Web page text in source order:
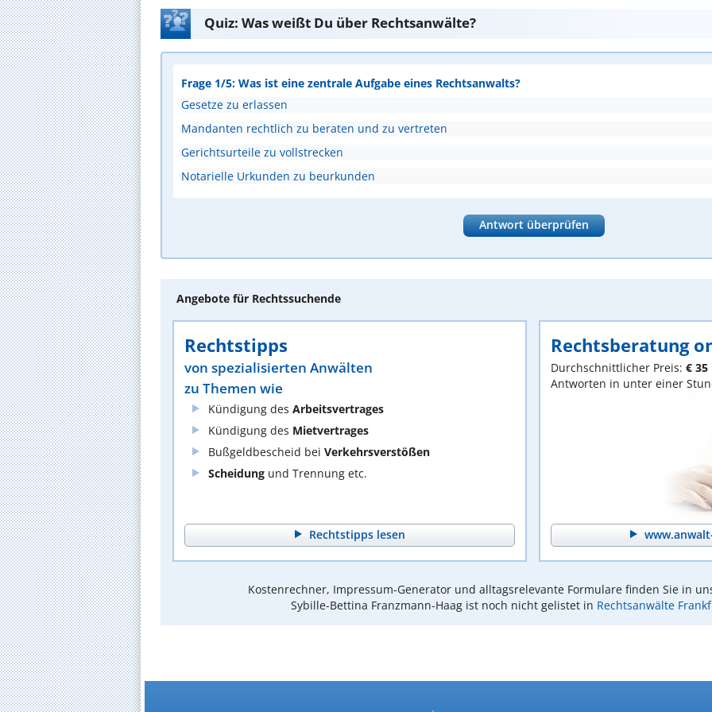
Quiz: Was weißt Du über Rechtsanwälte?
Frage 1/5: Was ist eine zentrale Aufgabe eines Rechtsanwalts?
Gesetze zu erlassen
Mandanten rechtlich zu beraten und zu vertreten
Gerichtsurteile zu vollstrecken
Notarielle Urkunden zu beurkunden
Antwort überprüfen
Angebote für Rechtssuchende
Rechtstipps
von spezialisierten Anwälten
zu Themen wie
Kündigung des Arbeitsvertrages
Kündigung des Mietvertrages
Bußgeldbescheid bei Verkehrsverstößen
Scheidung und Trennung etc.
Rechtstipps lesen
Rechtsberatung
Durchschnittlicher Preis: € 35
Antworten in unter einer
Kostenrechner, Impressum-Generator und alltagsrelevante Formulare finden Sie in
Sybille-Bettina Franzmann-Haag ist noch nicht gelistet in Rechtsanwälte